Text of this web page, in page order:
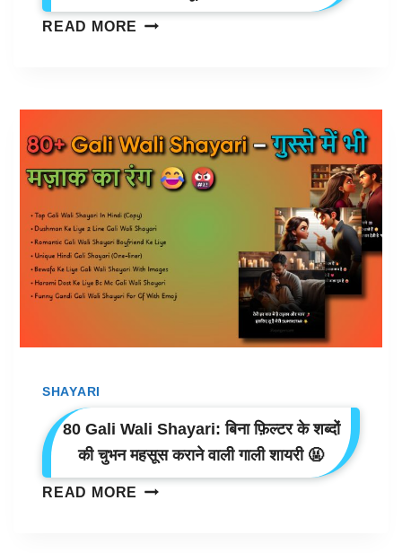
READ MORE 250+
एटीट्यूड
लोगों
के
लिए
फाड़ू
गैंगस्टर
शायरी
😎
SHAYARI
80 Gali Wali Shayari: बिना फ़िल्टर के शब्दों
की चुभन महसूस कराने वाली गाली शायरी 🤬
READ MORE 80